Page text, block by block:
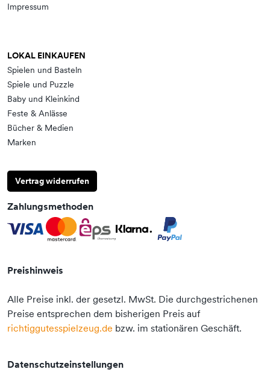
Impressum
LOKAL EINKAUFEN
Spielen und Basteln
Spiele und Puzzle
Baby und Kleinkind
Feste & Anlässe
Bücher & Medien
Marken
Vertrag widerrufen
Zahlungsmethoden
Preishinweis
Alle Preise inkl. der gesetzl. MwSt. Die durchgestrichenen
Preise entsprechen dem bisherigen Preis auf
richtiggutesspielzeug.de bzw. im stationären Geschäft.
Datenschutzeinstellungen